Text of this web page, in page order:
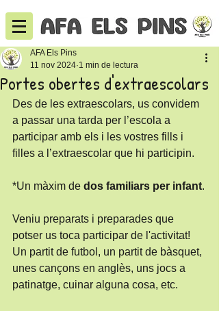
Portes obertes d'extraescolars
AFA Els Pins
11 nov 2024 1 min de lectura
Des de les extraescolars, us convidem
a passar una tarda per l’escola a
participar amb els i les vostres fills i
filles a l’extraescolar que hi participin.
*Un màxim de dos familiars per infant.
Veniu preparats i preparades que
potser us toca participar de l'activitat!
Un partit de futbol, un partit de bàsquet,
unes cançons en anglès, uns jocs a
patinatge, cuinar alguna cosa, etc.